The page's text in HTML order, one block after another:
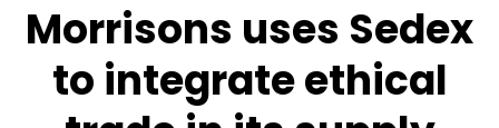
Morrisons uses Sedex
to integrate ethical